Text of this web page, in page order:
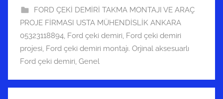
FORD ÇEKİ DEMİRİ TAKMA MONTAJI VE ARAÇ
PROJE FİRMASI USTA MÜHENDİSLİK ANKARA
05323118894 Ford çeki demiri, Ford çeki demiri
projesi, Ford çeki demiri montajı. Orjinal aksesuarlı
Ford çeki demiri Genel